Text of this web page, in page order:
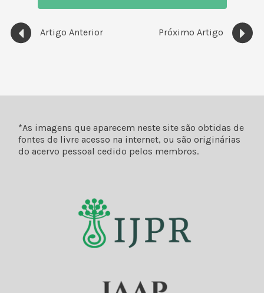
Artigo Anterior Próximo Artigo
*As imagens que aparecem neste site são obtidas de
fontes de livre acesso na internet, ou são originárias
do acervo pessoal cedido pelos membros.